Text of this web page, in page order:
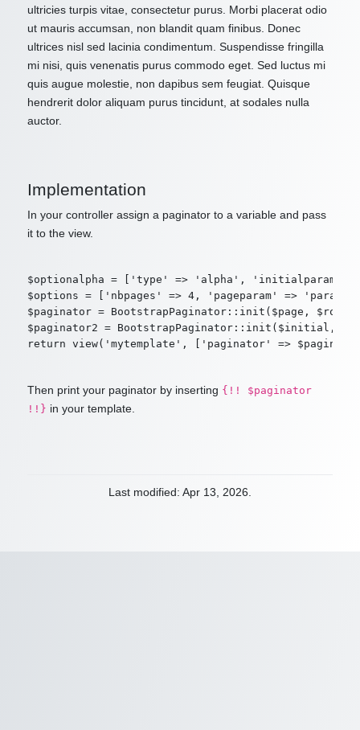
ultricies turpis vitae, consectetur purus. Morbi placerat odio
ut mauris accumsan, non blandit quam finibus. Donec
ultrices nisl sed lacinia condimentum. Suspendisse fringilla
mi nisi, quis venenatis purus commodo eget. Sed luctus mi
quis augue molestie, non dapibus sem feugiat. Quisque
hendrerit dolor aliquam purus tincidunt, at sodales nulla
auctor.
Implementation
In your controller assign a paginator to a variable and pass
it to the view.
$optionalpha = ['type' => 'alpha', 'initialparam'
$options = ['nbpages' => 4, 'pageparam' =>
$paginator = BootstrapPaginator::init($page,
$paginator2 = BootstrapPaginator::init($initial,
Then print your paginator by inserting {!! $paginator
!!} in your template.
Last modified: Apr 13, 2026.